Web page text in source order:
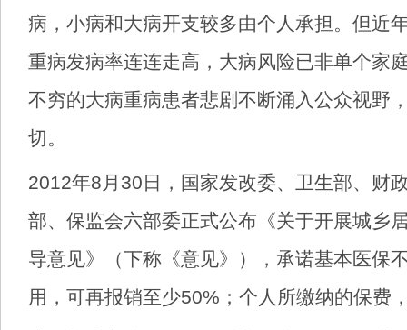
病，小病和大病开支较多由个人承担。但近
重病发病率连连走高，大病风险已非单个家
不穷的大病重病患者悲剧不断涌入公众视野
切。
2012年8月30日，国家发改委、卫生部、财
部、保监会六部委正式公布《关于开展城乡
导意见》（下称《意见》），承诺基本医保
用，可再报销至少50%；个人所缴纳的保费